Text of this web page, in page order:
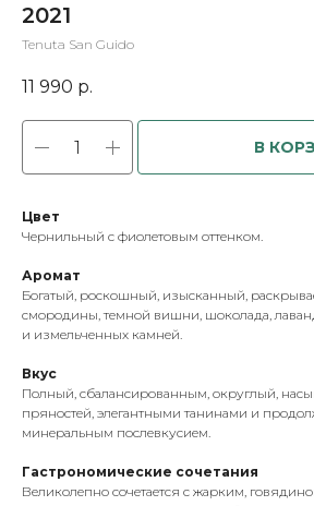
2021
Tenuta San Guido
11 990 р.
В
Цвет
Чернильный с фиолетовым оттенком.
Аромат
Богатый, роскошный, изысканный,
смородины, темной вишни, шоколада,
и измельченных камней.
Вкус
Полный, сбалансированным, округлый,
пряностей, элегантными танинами и
минеральным послевкусием.
Гастрономические сочетания
Великолепно сочетается с жарким,